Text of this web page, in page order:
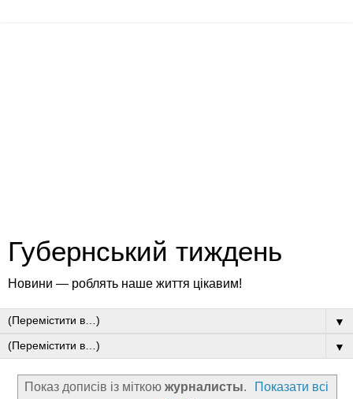
Губернський тиждень
Новини — роблять наше життя цікавим!
▼
▼
Показ дописів із міткою журналисты.
Показати всі